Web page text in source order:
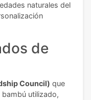
naturales del
de
Council) que
utilizado,